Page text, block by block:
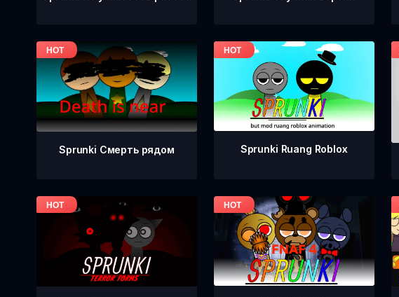
Sprunki Смерть рядом
Sprunki Ruang Roblox